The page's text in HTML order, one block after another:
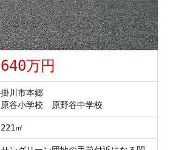
640万円
掛川市本郷
原谷小学校 原野谷中学校
221㎡